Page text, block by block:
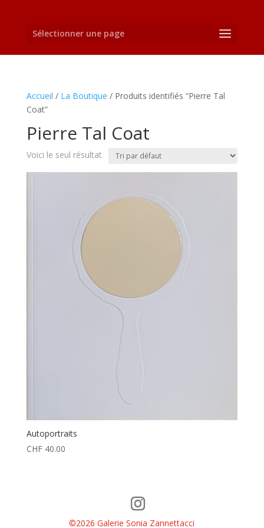
Sélectionner une page
Accueil / La Boutique / Produits identifiés “Pierre Tal
Coat”
Pierre Tal Coat
Voici le seul résultat
Autoportraits
CHF40.00
©2026 Galerie Sonia Zannettacci